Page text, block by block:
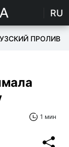
RU
ПРОЛИВ
1 мин